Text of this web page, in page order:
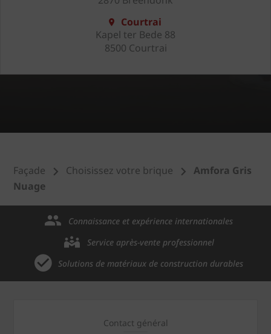
Courtrai
Kapel ter Bede 88
8500 Courtrai
Façade Choisissez votre brique
Amfora Gris
Nuage
Connaissance et expérience internationales
Service après-vente professionnel
Solutions de matériaux de construction durables
Contact général